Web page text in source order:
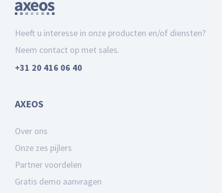
Heeft u interesse in onze producten en/of diensten?
Neem contact op met sales.
+31 20 416 06 40
AXEOS
Over ons
Onze zes pijlers
Partner voordelen
Gratis demo aanvragen